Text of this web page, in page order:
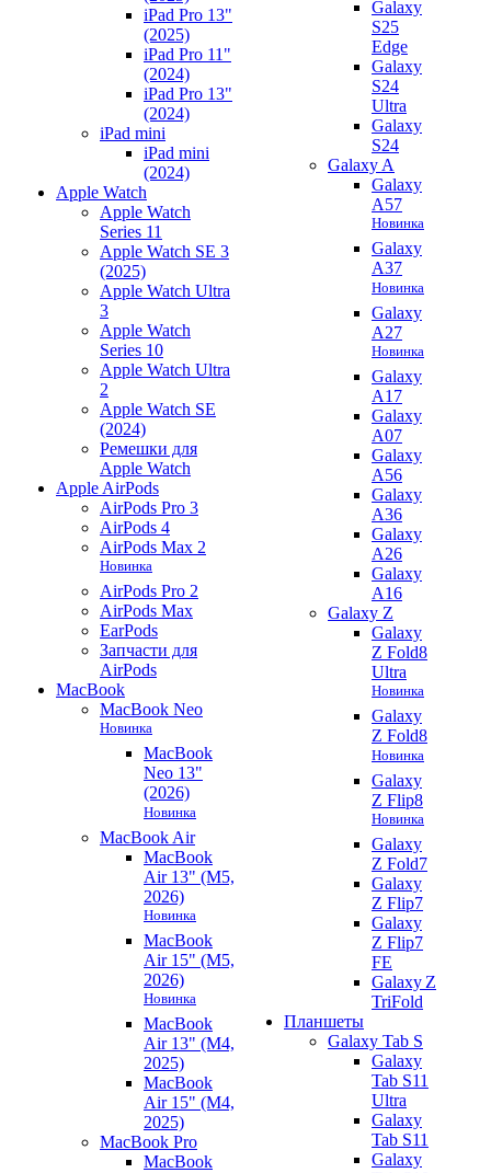
iPad Pro 13"
(2025)
iPad Pro 11"
(2024)
iPad Pro 13"
(2024)
iPad mini
iPad mini
(2024)
Apple Watch
Apple Watch
Series 11
Apple Watch SE 3
(2025)
Apple Watch Ultra
3
Apple Watch
Series 10
Apple Watch Ultra
2
Apple Watch SE
(2024)
Ремешки для
Apple Watch
Apple AirPods
AirPods Pro 3
AirPods 4
AirPods Max 2
Новинка
AirPods Pro 2
AirPods Max
EarPods
Запчасти для
AirPods
MacBook
MacBook Neo
Новинка
MacBook
Neo 13"
(2026)
Новинка
MacBook Air
MacBook
Air 13" (M5,
2026)
Новинка
MacBook
Air 15" (M5,
2026)
Новинка
MacBook
Air 13" (M4,
2025)
MacBook
Air 15" (M4,
2025)
MacBook Pro
MacBook
Galaxy
S25
Edge
Galaxy
S24
Ultra
Galaxy
S24
Galaxy A
Galaxy
A57
Новинка
Galaxy
A37
Новинка
Galaxy
A27
Новинка
Galaxy
A17
Galaxy
A07
Galaxy
A56
Galaxy
A36
Galaxy
A26
Galaxy
A16
Galaxy Z
Galaxy
Z Fold8
Ultra
Новинка
Galaxy
Z Fold8
Новинка
Galaxy
Z Flip8
Новинка
Galaxy
Z Fold7
Galaxy
Z Flip7
Galaxy
Z Flip7
FE
Galaxy Z
TriFold
Планшеты
Galaxy Tab S
Galaxy
Tab S11
Ultra
Galaxy
Tab S11
Galaxy